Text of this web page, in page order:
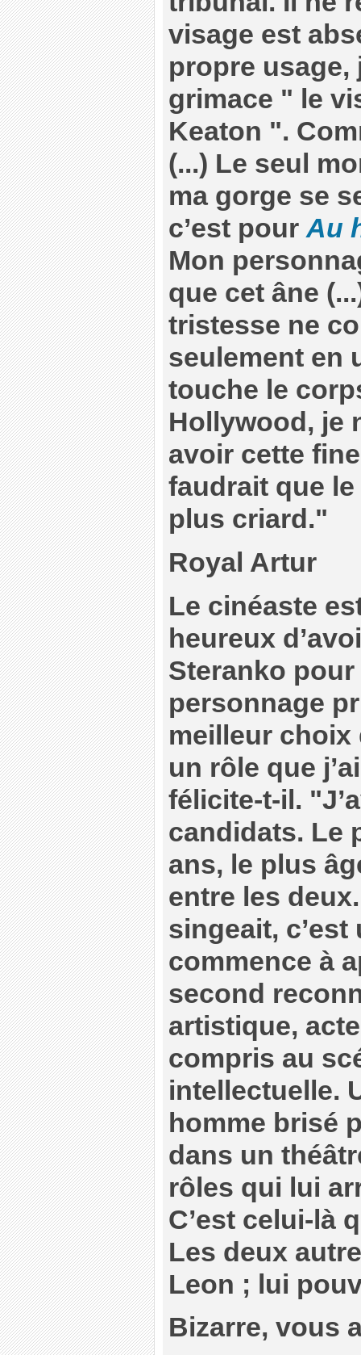
visage est
propre usage,
grimace " le
Keaton ".
(...) Le seul
ma gorge se
c’est pour Au
Mon
que cet âne
tristesse ne
seulement en
touche le
Hollywood, je
avoir cette
faudrait que
plus criard."
Royal Artur
Le cinéaste
heureux
Steranko
personnage
meilleur choix
un rôle que
félicite-t-il.
candidats. Le
ans, le plus
entre les
singeait,
commence à
second
artistique,
compris au
intellectuelle.
homme brisé
dans un
rôles qui lui
C’est celui-là
Les deux
Leon ; lui
Bizarre, vous